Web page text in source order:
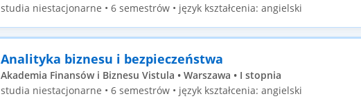
studia niestacjonarne • 6 semestrów • język kształcenia: angielski
Analityka biznesu i bezpieczeństwa
Akademia Finansów i Biznesu Vistula • Warszawa • I stopnia
studia niestacjonarne • 6 semestrów • język kształcenia: angielski